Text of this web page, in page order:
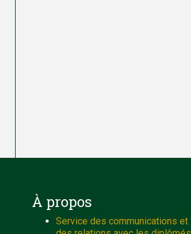
À propos
Service des communications et